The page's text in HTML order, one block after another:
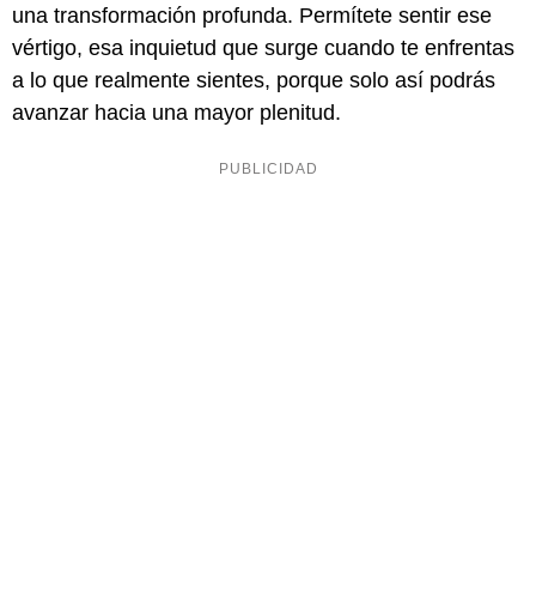
una transformación profunda. Permítete sentir ese
vértigo, esa inquietud que surge cuando te enfrentas
a lo que realmente sientes, porque solo así podrás
avanzar hacia una mayor plenitud.